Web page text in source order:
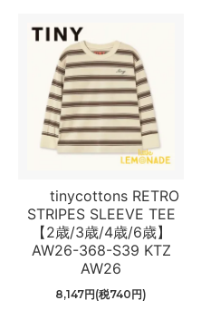
tinycottons RETRO
STRIPES SLEEVE TEE
【2歳/3歳/4歳/6歳】
AW26-368-S39 KTZ
AW26
8,147円(税740円)